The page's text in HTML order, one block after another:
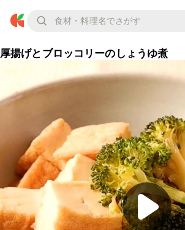
厚揚げとブロッコリーのしょうゆ煮